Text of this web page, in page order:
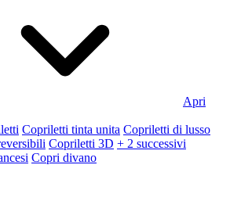
Apri
Copriletti tinta unita Copriletti di lusso
Copriletti 3D + 2 successivi
Copri divano